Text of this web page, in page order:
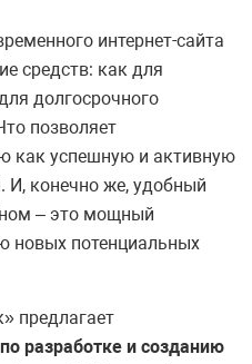
интернет-сайта
средств: как для
долгосрочного
позволяет
как успешную и активную
И, конечно же, удобный
– это мощный
новых потенциальных
предлагает
разработке и созданию